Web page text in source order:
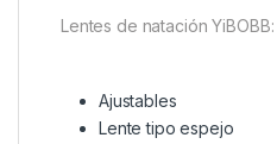
Lentes de natación YiBOBB:
Ajustables
Lente tipo espejo